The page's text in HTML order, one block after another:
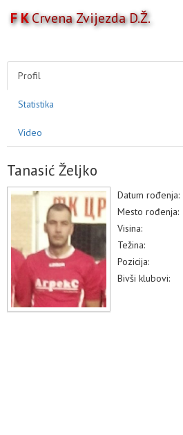
F KCrvena Zvijezda D.Ž.
KLUB
MULTIMEDIJA
Profil
Statistika
Video
Tanasić Željko
Datum rođenja:
Mesto rođenja:
Visina:
Težina:
Pozicija:
Bivši klubovi: